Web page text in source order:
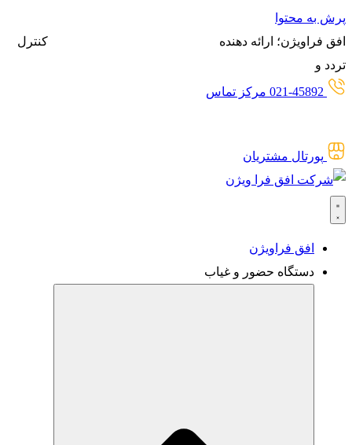
پرش به محتوا
افق فراویژن؛ ارائه دهنده
کنترل
تردد و
021-45892 مرکز تماس
پورتال مشتریان
افق فراویژن
دستگاه حضور و غیاب